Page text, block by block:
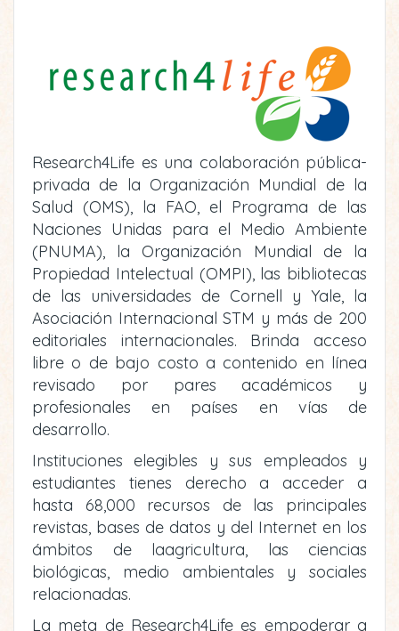
Research4Life es una colaboración pública-
privada de la Organización Mundial de la
Salud (OMS), la FAO, el Programa de las
Naciones Unidas para el Medio Ambiente
(PNUMA), la Organización Mundial de la
Propiedad Intelectual (OMPI), las bibliotecas
de las universidades de Cornell y Yale, la
Asociación Internacional STM y más de 200
editoriales internacionales. Brinda acceso
libre o de bajo costo a contenido en línea
revisado por pares académicos y
profesionales en países en vías de
desarrollo.
Instituciones elegibles y sus empleados y
estudiantes tienes derecho a acceder a
hasta 68,000 recursos de las principales
revistas, bases de datos y del Internet en los
ámbitos de laagricultura, las ciencias
biológicas, medio ambientales y sociales
relacionadas.
La meta de Research4Life es empoderar a